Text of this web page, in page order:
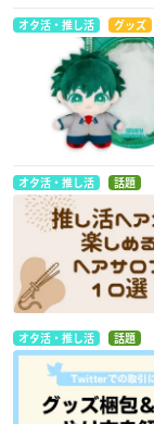
オタ活・推し活 グッズ
オタ活・推し活 話題
オタ活・推し活 話題